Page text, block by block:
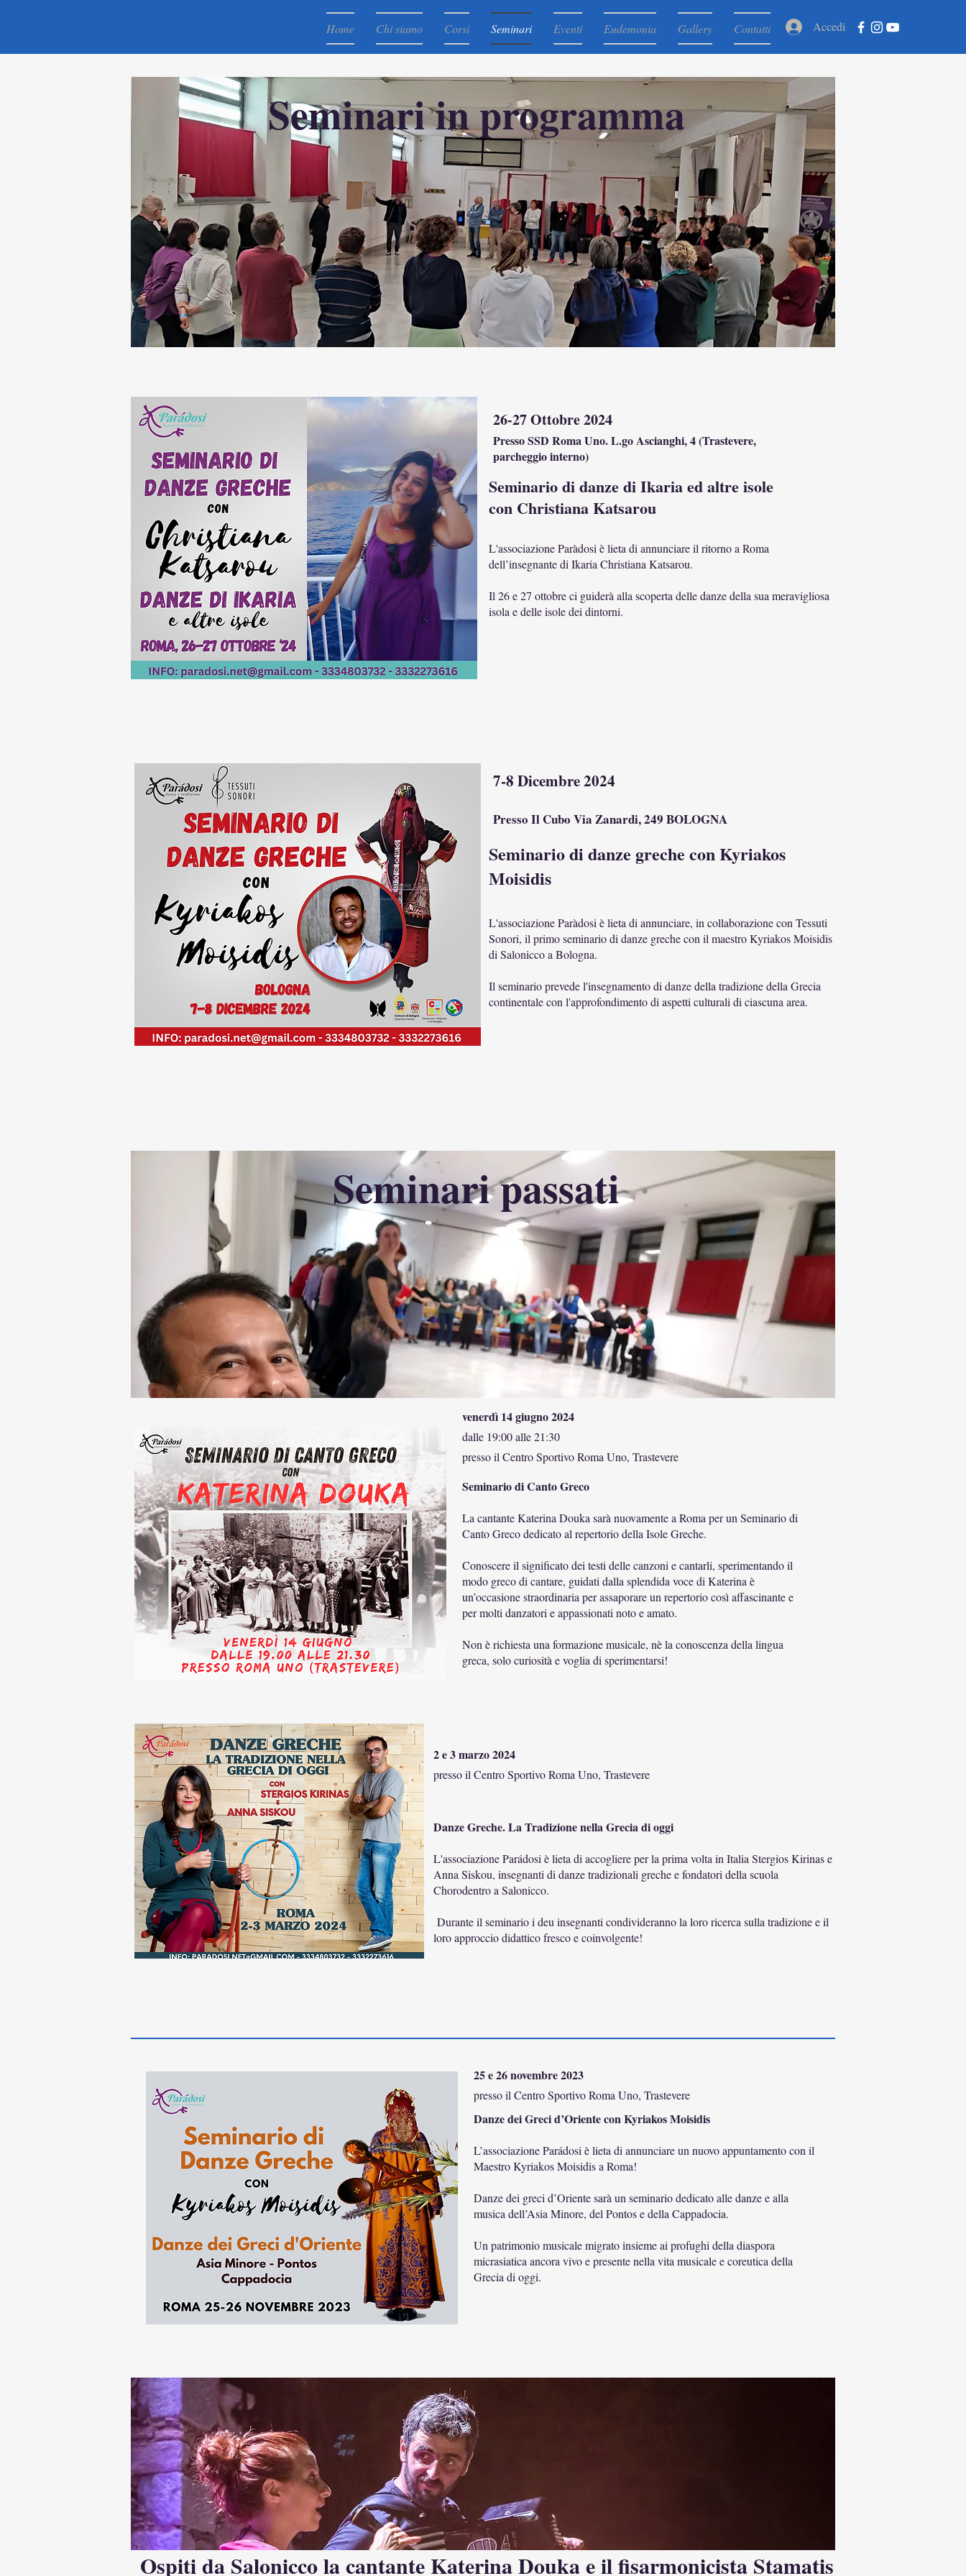
Home Chi siamo Corsi Seminari Eventi Eudemonia Gallery Contatti Accedi
Seminari in programma
7-8 Dicembre 2024
Presso Il Cubo Via Zanardi, 249 BOLOGNA
Seminario di danze greche con Kyriakos
Moisidis
L'associazione Paràdosi è lieta di annunciare, in collaborazione con Tessuti
Sonori, il primo seminario di danze greche con il maestro Kyriakos Moisidis
di Salonicco a Bologna.
Il seminario prevede l'insegnamento di danze della tradizione della Grecia
continentale con l'approfondimento di aspetti culturali di ciascuna area.
Seminario di danze di Ikaria ed altre isole
con Christiana Katsarou
L'associazione Paràdosi è lieta di annunciare il ritorno a Roma
dell’insegnante di Ikaria Christiana Katsarou.
Il 26 e 27 ottobre ci guiderà alla scoperta delle danze della sua meravigliosa
isola e delle isole dei dintorni.
26-27 Ottobre 2024
Presso SSD Roma Uno. L.go Ascianghi, 4 (Trastevere,
parcheggio interno)
Seminari passati
venerdì 14 giugno 2024
dalle 19:00 alle 21:30
presso il Centro Sportivo Roma Uno, Trastevere
Seminario di Canto Greco
La cantante Katerina Douka sarà nuovamente a Roma per un Seminario di
Canto Greco dedicato al repertorio della Isole Greche.
Conoscere il significato dei testi delle canzoni e cantarli, sperimentando il
modo greco di cantare, guidati dalla splendida voce di Katerina è
un’occasione straordinaria per assaporare un repertorio così affascinante e
per molti danzatori e appassionati noto e amato.
Non è richiesta una formazione musicale, nè la conoscenza della lingua
greca, solo curiosità e voglia di sperimentarsi!
2 e 3 marzo 2024
presso il Centro Sportivo Roma Uno, Trastevere
Danze Greche. La Tradizione nella Grecia di oggi
L'associazione Parádosi è lieta di accogliere per la prima volta in Italia Stergios Kirinas e
Anna Siskou, insegnanti di danze tradizionali greche e fondatori della scuola
Chorodentro a Salonicco.
Durante il seminario i deu insegnanti condivideranno la loro ricerca sulla tradizione e il
loro approccio didattico fresco e coinvolgente!
25 e 26 novembre 2023
presso il Centro Sportivo Roma Uno, Trastevere
Danze dei Greci d’Oriente con Kyriakos Moisidis
L’associazione Parádosi è lieta di annunciare un nuovo appuntamento con il
Maestro Kyriakos Moisidis a Roma!
Danze dei greci d’Oriente sarà un seminario dedicato alle danze e alla
musica dell’Asia Minore, del Pontos e della Cappadocia.
Un patrimonio musicale migrato insieme ai profughi della diaspora
micrasiatica ancora vivo e presente nella vita musicale e coreutica della
Grecia di oggi.
Ospiti da Salonicco la cantante Katerina Douka e il fisarmonicista Stamatis